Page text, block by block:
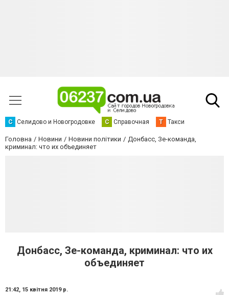
С Селидово и Новогродовке С Справочная Т Такси
Головна Новини Новини політики
Донбасс, Зе-команда,
криминал: что их объединяет
Донбасс, Зе-команда, криминал: что их
объединяет
21:42, 15 квітня 2019 р.